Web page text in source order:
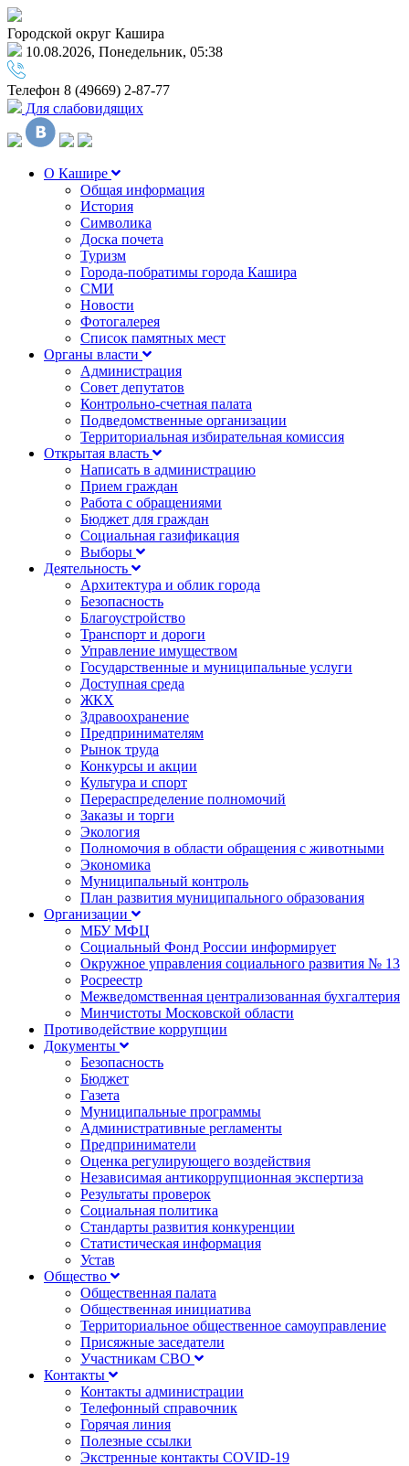
Городской округ Кашира
10.08.2026, Понедельник, 05:38
Телефон 8 (49669) 2-87-77
Для слабовидящих
О Кашире
Общая информация
История
Символика
Доска почета
Туризм
Города-побратимы города Кашира
СМИ
Новости
Фотогалерея
Список памятных мест
Органы власти
Администрация
Совет депутатов
Контрольно-счетная палата
Подведомственные организации
Территориальная избирательная комиссия
Открытая власть
Написать в администрацию
Прием граждан
Работа с обращениями
Бюджет для граждан
Социальная газификация
Выборы
Деятельность
Архитектура и облик города
Безопасность
Благоустройство
Транспорт и дороги
Управление имуществом
Государственные и муниципальные услуги
Доступная среда
ЖКХ
Здравоохранение
Предпринимателям
Рынок труда
Конкурсы и акции
Культура и спорт
Перераспределение полномочий
Заказы и торги
Экология
Полномочия в области обращения с животными
Экономика
Муниципальный контроль
План развития муниципального образования
Организации
МБУ МФЦ
Социальный Фонд России информирует
Окружное управления социального развития № 13
Росреестр
Межведомственная централизованная бухгалтерия
Минчистоты Московской области
Противодействие коррупции
Документы
Безопасность
Бюджет
Газета
Муниципальные программы
Административные регламенты
Предприниматели
Оценка регулирующего воздействия
Независимая антикоррупционная экспертиза
Результаты проверок
Социальная политика
Стандарты развития конкуренции
Статистическая информация
Устав
Общество
Общественная палата
Общественная инициатива
Территориальное общественное самоуправление
Присяжные заседатели
Участникам СВО
Контакты
Контакты администрации
Телефонный справочник
Горячая линия
Полезные ссылки
Экстренные контакты COVID-19